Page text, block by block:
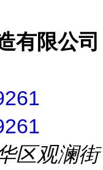
有限公司
区观澜街